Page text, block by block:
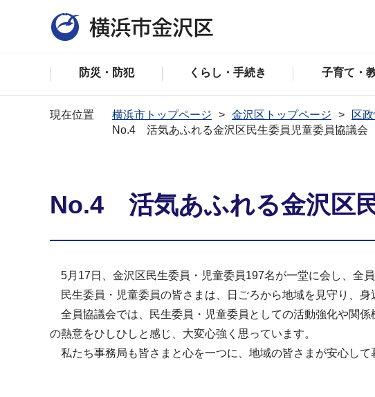
防災・防犯 くらし・手続き 子育て・
現在位置 横浜市トップページ 金沢区トップページ 区
No.4 活気あふれる金沢区民生委員児童委員協議会
No.4 活気あふれる金沢区
5月17日、金沢区民生委員・児童委員197名が一堂に会し、全員
民生委員・児童委員の皆さまは、日ごろから地域を見守り、身
全員協議会では、民生委員・児童委員としての活動強化や関
の熱意をひしひしと感じ、大変心強く思っています。
私たち事務局も皆さまと心を一つに、地域の皆さまが安心して